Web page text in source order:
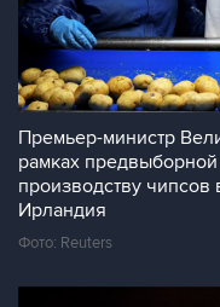
Премьер-министр
рамках
производству
Ирландия
Фото: Reuters